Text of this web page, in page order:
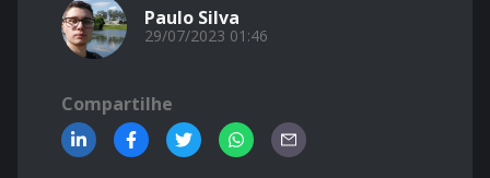
Paulo Silva
29/07/2023 01:46
Compartilhe